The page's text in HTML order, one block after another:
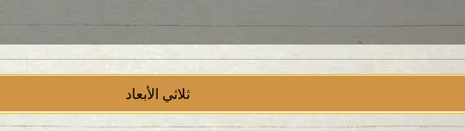
ثلاثي الأبعاد